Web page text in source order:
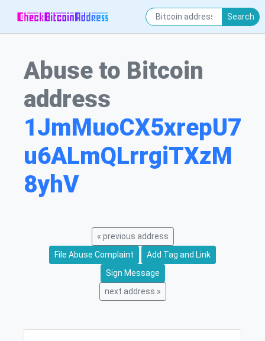
Search
Abuse to Bitcoin
address
1JmMuoCX5xrepU7
u6ALmQLrrgiTXzM
8yhV
« previous address
File Abuse Complaint
Add Tag and Link
Sign Message
next address »